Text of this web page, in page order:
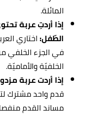
المائلة.
إذا أردتِ عربة
الطّفل:اختاري
في الجزء الخلفي
الخلفيّة والأماميّة.
إذا أردت عربة
قدم واحد مشترك
مساند القدم